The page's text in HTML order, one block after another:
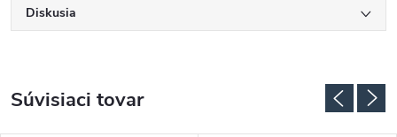
Diskusia
Súvisiaci tovar